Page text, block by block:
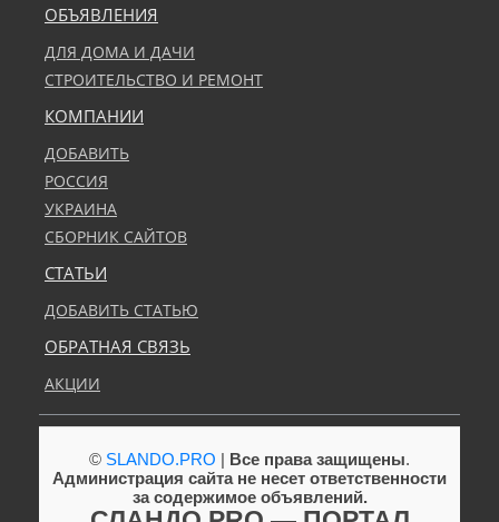
ОБЪЯВЛЕНИЯ
ДЛЯ ДОМА И ДАЧИ
СТРОИТЕЛЬСТВО И РЕМОНТ
КОМПАНИИ
ДОБАВИТЬ
РОССИЯ
УКРАИНА
СБОРНИК САЙТОВ
СТАТЬИ
ДОБАВИТЬ СТАТЬЮ
ОБРАТНАЯ СВЯЗЬ
АКЦИИ
© SLANDO.PRO | Все права защищены.
Администрация сайта не несет ответственности
за содержимое объявлений.